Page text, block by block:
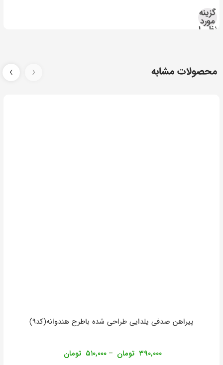
گزینه
مورد
نظر را
محصولات مشابه
پیراهن صدفی یلدایی طراحی شده باطرح هندوانه(کد۹)
۳۹۰,۰۰۰ تومان – ۵۱۰,۰۰۰ تومان
‹
›